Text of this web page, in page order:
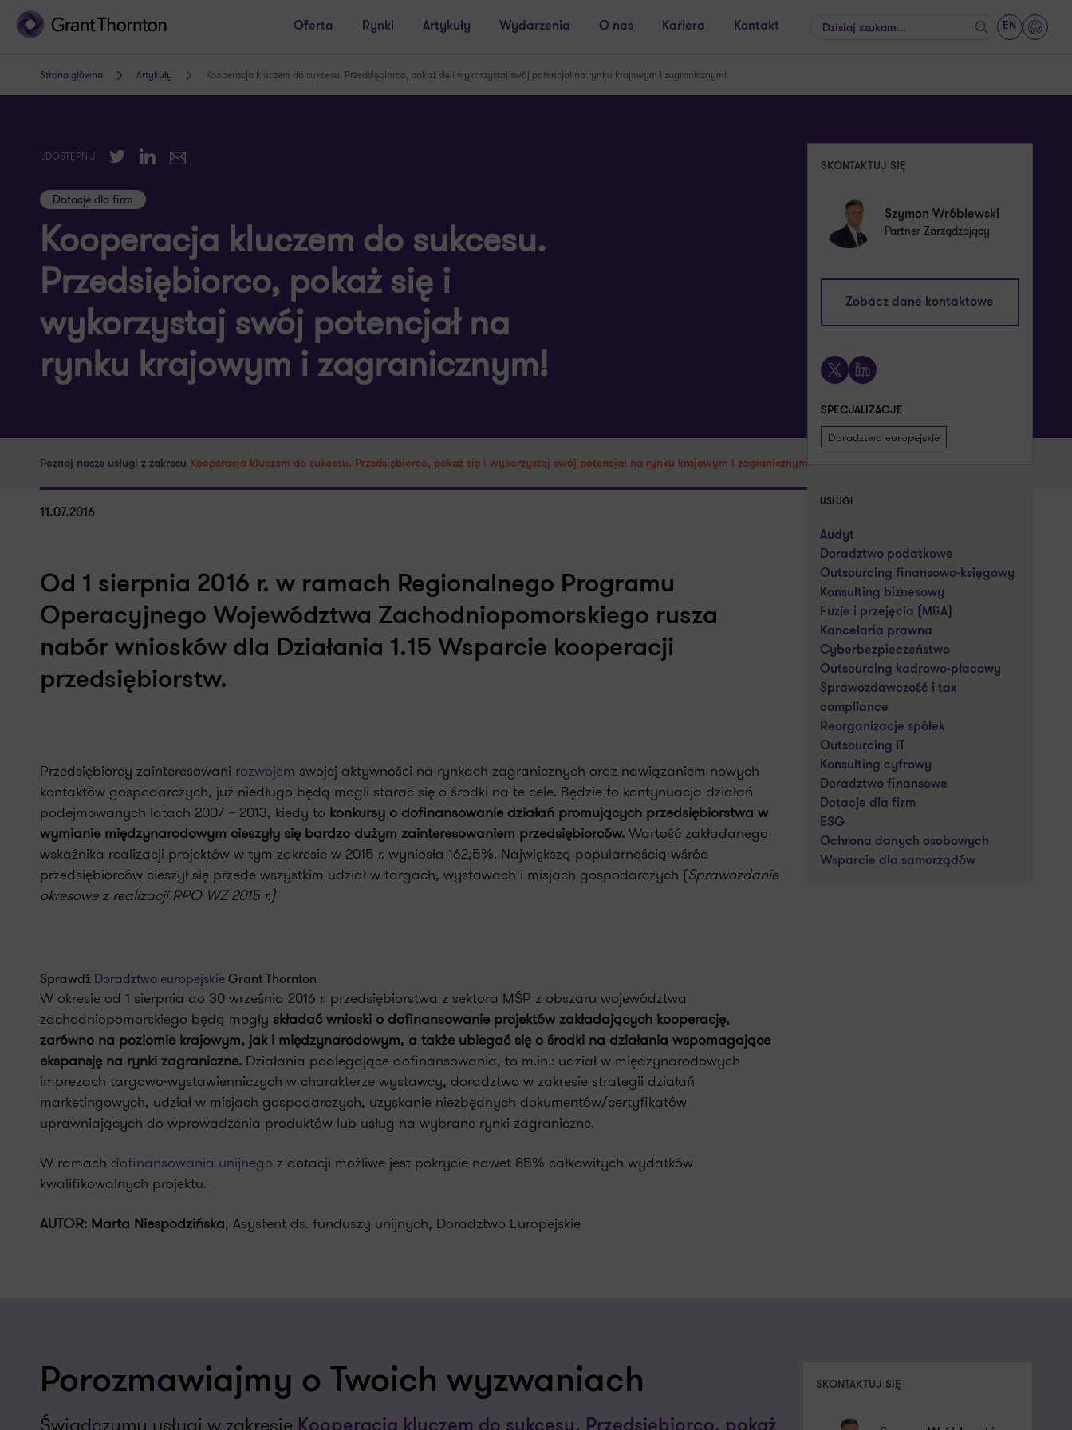
Oferta Rynki Artykuły Wydarzenia O nas Kariera Kontakt Szukaj
EN
Strona główna Artykuły Kooperacja kluczem do sukcesu. Przedsiębiorco, pokaż się i wykorzystaj swój potencjał na rynku krajowym i zagranicznym!
UDOSTĘPNIJ TwitterLinkedIn
E-mail
Dotacje dla firm
Kooperacja kluczem do sukcesu.
Przedsiębiorco, pokaż się i
wykorzystaj swój potencjał na
rynku krajowym i zagranicznym!
SKONTAKTUJ SIĘ
Szymon Wróblewski
Partner Zarządzający
Zobacz dane kontaktowe
szymon.wroblewski@pl.gt.com
+48 601 728 685
X LinkedIn
SPECJALIZACJE
Doradztwo europejskie
USŁUGI
Audyt
Doradztwo podatkowe
Outsourcing finansowo-księgowy
Konsulting biznesowy
Fuzje i przejęcia (M&A)
Kancelaria prawna
Cyberbezpieczeństwo
Outsourcing kadrowo-płacowy
Sprawozdawczość i tax
compliance
Reorganizacje spółek
Outsourcing IT
Konsulting cyfrowy
Doradztwo finansowe
Dotacje dla firm
ESG
Ochrona danych osobowych
Wsparcie dla samorządów
Poznaj nasze usługi z zakresu Kooperacja kluczem do sukcesu. Przedsiębiorco, pokaż się i wykorzystaj swój potencjał na rynku krajowym i zagranicznym!
11.07.2016
Od 1 sierpnia 2016 r. w ramach Regionalnego Programu
Operacyjnego Województwa Zachodniopomorskiego rusza
nabór wniosków dla Działania 1.15 Wsparcie kooperacji
przedsiębiorstw.
Przedsiębiorcy zainteresowani rozwojem swojej aktywności na rynkach zagranicznych oraz nawiązaniem nowych
kontaktów gospodarczych, już niedługo będą mogli starać się o środki na te cele. Będzie to kontynuacja działań
podejmowanych latach 2007 – 2013, kiedy to konkursy o dofinansowanie działań promujących przedsiębiorstwa w
wymianie międzynarodowym cieszyły się bardzo dużym zainteresowaniem przedsiębiorców.Wartość zakładanego
wskaźnika realizacji projektów w tym zakresie w 2015 r. wyniosła 162,5%. Największą popularnością wśród
przedsiębiorców cieszył się przede wszystkim udział w targach, wystawach i misjach gospodarczych (Sprawozdanie
okresowe z realizacji RPO WZ 2015 r.)
Sprawdź Doradztwo europejskieGrant Thornton
W okresie od 1 sierpnia do 30 września 2016 r. przedsiębiorstwa z sektora MŚP z obszaru województwa
zachodniopomorskiego będą mogły składać wnioski o dofinansowanie projektów zakładających kooperację,
zarówno na poziomie krajowym, jak i międzynarodowym, a także ubiegać się o środki na działania wspomagające
ekspansję na rynki zagraniczne.Działania podlegające dofinansowania, to m.in.: udział w międzynarodowych
imprezach targowo-wystawienniczych w charakterze wystawcy, doradztwo w zakresie strategii działań
marketingowych, udział w misjach gospodarczych, uzyskanie niezbędnych dokumentów/certyfikatów
uprawniających do wprowadzenia produktów lub usług na wybrane rynki zagraniczne.
W ramach dofinansowania unijnego z dotacji możliwe jest pokrycie nawet 85% całkowitych wydatków
kwalifikowalnych projektu.
AUTOR: Marta Niespodzińska, Asystent ds. funduszy unijnych, Doradztwo Europejskie
Porozmawiajmy o Twoich wyzwaniach SKONTAKTUJ SIĘ